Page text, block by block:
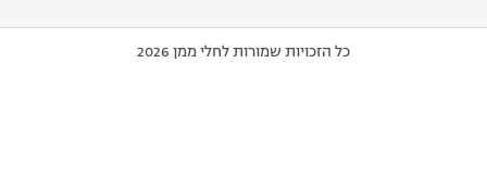
כל הזכויות שמורות לחלי ממן 2026